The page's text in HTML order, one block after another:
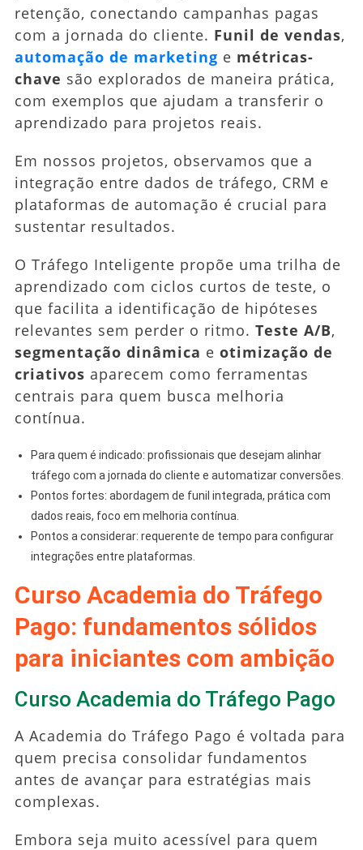
retenção, conectando campanhas pagas
com a jornada do cliente. Funil de vendas,
automação de marketing e métricas-
chave são explorados de maneira prática,
com exemplos que ajudam a transferir o
aprendizado para projetos reais.
Em nossos projetos, observamos que a
integração entre dados de tráfego, CRM e
plataformas de automação é crucial para
sustentar resultados.
O Tráfego Inteligente propõe uma trilha de
aprendizado com ciclos curtos de teste, o
que facilita a identificação de hipóteses
relevantes sem perder o ritmo. Teste A/B,
segmentação dinâmica e otimização de
criativos aparecem como ferramentas
centrais para quem busca melhoria
contínua.
Para quem é indicado: profissionais que desejam alinhar
tráfego com a jornada do cliente e automatizar conversões.
Pontos fortes: abordagem de funil integrada, prática com
dados reais, foco em melhoria contínua.
Pontos a considerar: requerente de tempo para configurar
integrações entre plataformas.
Curso Academia do Tráfego
Pago: fundamentos sólidos
para iniciantes com ambição
Curso Academia do Tráfego Pago
A Academia do Tráfego Pago é voltada para
quem precisa consolidar fundamentos
antes de avançar para estratégias mais
complexas.
Embora seja muito acessível para quem